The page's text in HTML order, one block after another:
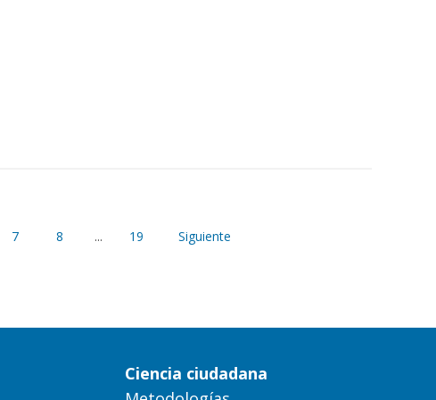
7 8 ... 19 Siguiente
Ciencia ciudadana